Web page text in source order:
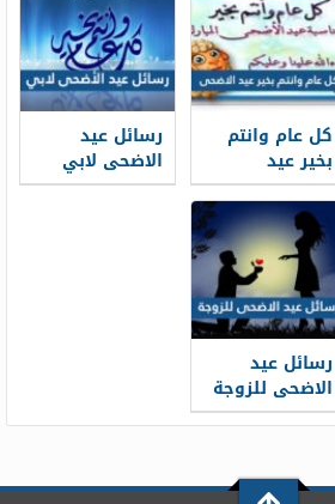
كل عام وانتم
بخير عيد
الاضحى 2026 ،
أجمل معايدات
كل عام وانتم
بخير 1448
رسائل عيد
الاضحى لابي
2026 … اجمل
رسائل عيد
الاضحى للزوجة
2026 … مسجات